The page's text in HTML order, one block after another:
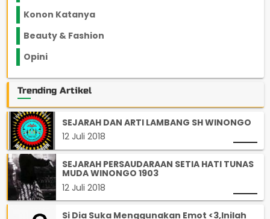
Konon Katanya
Beauty & Fashion
Opini
Trending Artikel
SEJARAH DAN ARTI LAMBANG SH WINONGO
12 Juli 2018
SEJARAH PERSAUDARAAN SETIA HATI TUNAS
MUDA WINONGO 1903
12 Juli 2018
Si Dia Suka Menggunakan Emot <3,Inilah